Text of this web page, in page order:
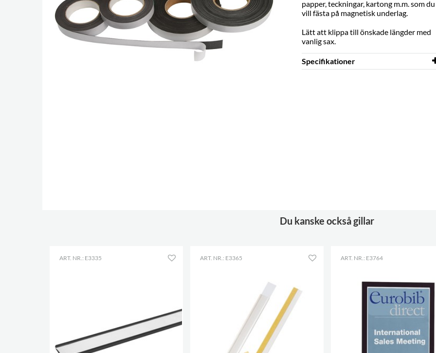
papper, teckningar, kartong m.m. som du
vill fästa på magnetisk underlag.
Lätt att klippa till önskade längder med
vanlig sax.
Specifikationer
Du kanske också gillar
ART. NR.: E3335 ART. NR.: E3365 ART. NR.: E3764